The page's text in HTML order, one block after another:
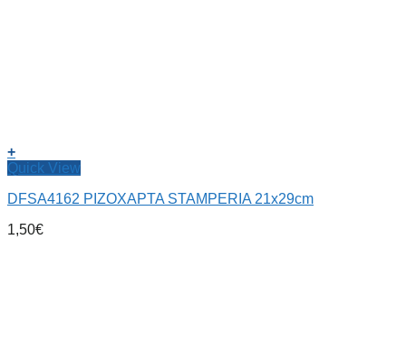
+
Quick View
DFSA4162 ΡΙΖΟΧΑΡΤΑ STAMPERIA 21x29cm
1,50€